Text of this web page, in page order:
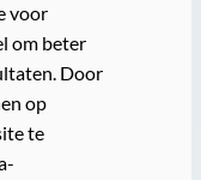
voor
om beter
Door
op
te